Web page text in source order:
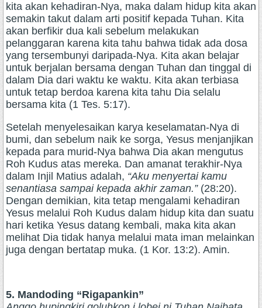
kita akan kehadiran-Nya, maka dalam hidup kita akan
semakin takut dalam arti positif kepada Tuhan. Kita
akan berfikir dua kali sebelum melakukan
pelanggaran karena kita tahu bahwa tidak ada dosa
yang tersembunyi daripada-Nya. Kita akan belajar
untuk berjalan bersama dengan Tuhan dan tinggal di
dalam Dia dari waktu ke waktu. Kita akan terbiasa
untuk tetap berdoa karena kita tahu Dia selalu
bersama kita (1 Tes. 5:17).
Setelah menyelesaikan karya keselamatan-Nya di
bumi, dan sebelum naik ke sorga, Yesus menjanjikan
kepada para murid-Nya bahwa Dia akan mengutus
Roh Kudus atas mereka. Dan amanat terakhir-Nya
dalam Injil Matius adalah, “Aku menyertai kamu
senantiasa sampai kepada akhir zaman.”(28:20).
Dengan demikian, kita tetap mengalami kehadiran
Yesus melalui Roh Kudus dalam hidup kita dan suatu
hari ketika Yesus datang kembali, maka kita akan
melihat Dia tidak hanya melalui mata iman melainkan
juga dengan bertatap muka. (1 Kor. 13:2). Amin.
5. Mandoding “Rigapankin”